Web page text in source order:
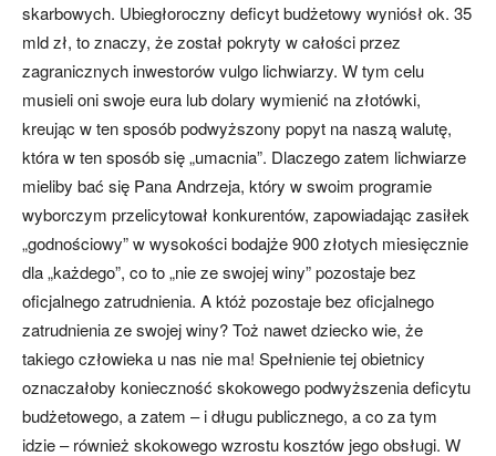
skarbowych. Ubiegłoroczny deficyt budżetowy wyniósł ok. 35
mld zł, to znaczy, że został pokryty w całości przez
zagranicznych inwestorów vulgo lichwiarzy. W tym celu
musieli oni swoje eura lub dolary wymienić na złotówki,
kreując w ten sposób podwyższony popyt na naszą walutę,
która w ten sposób się „umacnia”. Dlaczego zatem lichwiarze
mieliby bać się Pana Andrzeja, który w swoim programie
wyborczym przelicytował konkurentów, zapowiadając zasiłek
„godnościowy” w wysokości bodajże 900 złotych miesięcznie
dla „każdego”, co to „nie ze swojej winy” pozostaje bez
oficjalnego zatrudnienia. A któż pozostaje bez oficjalnego
zatrudnienia ze swojej winy? Toż nawet dziecko wie, że
takiego człowieka u nas nie ma! Spełnienie tej obietnicy
oznaczałoby konieczność skokowego podwyższenia deficytu
budżetowego, a zatem – i długu publicznego, a co za tym
idzie – również skokowego wzrostu kosztów jego obsługi. W